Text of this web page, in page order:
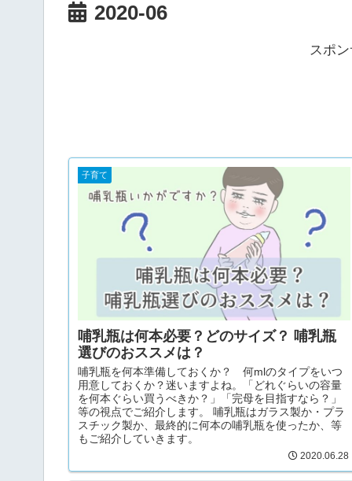
2020-06
スポ
子育て
哺乳瓶は何本必要？どのサイズ？ 哺乳瓶
選びのおススメは？
哺乳瓶を何本準備しておくか？ 何mlのタイプをいつ
用意しておくか？迷いますよね。「どれぐらいの容量
を何本ぐらい買うべきか？」「完母を目指すなら？」
等の視点でご紹介します。 哺乳瓶はガラス製か・プラ
スチック製か、最終的に何本の哺乳瓶を使ったか、等
もご紹介していきます。
2020.06.28